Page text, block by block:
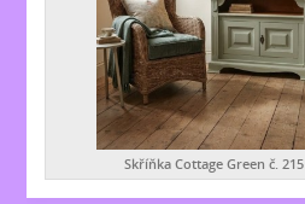
Skříňka Cottage Green č. 215